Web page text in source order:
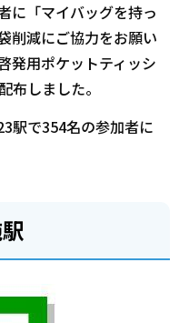
に「マイバッグを持っ
削減にご協力をお願い
発用ポケットティッシ
布しました。
駅で354名の参加者に